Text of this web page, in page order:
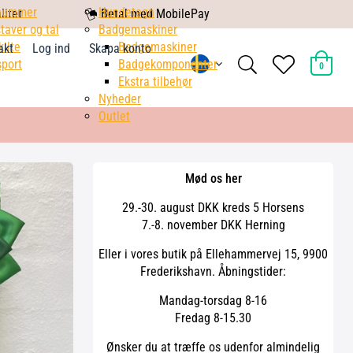
mobile
pay
Betal med MobilePay
Log ind
Skapa konto
search heart
light
0
og tal
Hundetegn
Badgemaskiner
Badgemaskiner
Badgekomponenter
Ekstra tilbehør
Nyheder
Outlet
Mød os her
29.-30. august DKK kreds 5 Horsens
7.-8. november DKK Herning
Eller i vores butik på Ellehammervej 15, 9900
Frederikshavn. Åbningstider:
Mandag-torsdag 8-16
Fredag 8-15.30
Ønsker du at træffe os udenfor almindelig